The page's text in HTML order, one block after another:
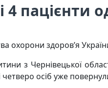
4 пацієнти
охорони здоров’я
з Чернівецької
четверо осіб уже